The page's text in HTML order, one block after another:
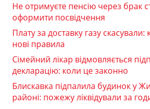
Не отримуєте пенсію через брак
оформити посвідчення
Плату за доставку газу скасували:
нові правила
Сімейний лікар відмовляється
декларацію: коли це законно
Блискавка підпалила будинок у
районі: пожежу ліквідували за